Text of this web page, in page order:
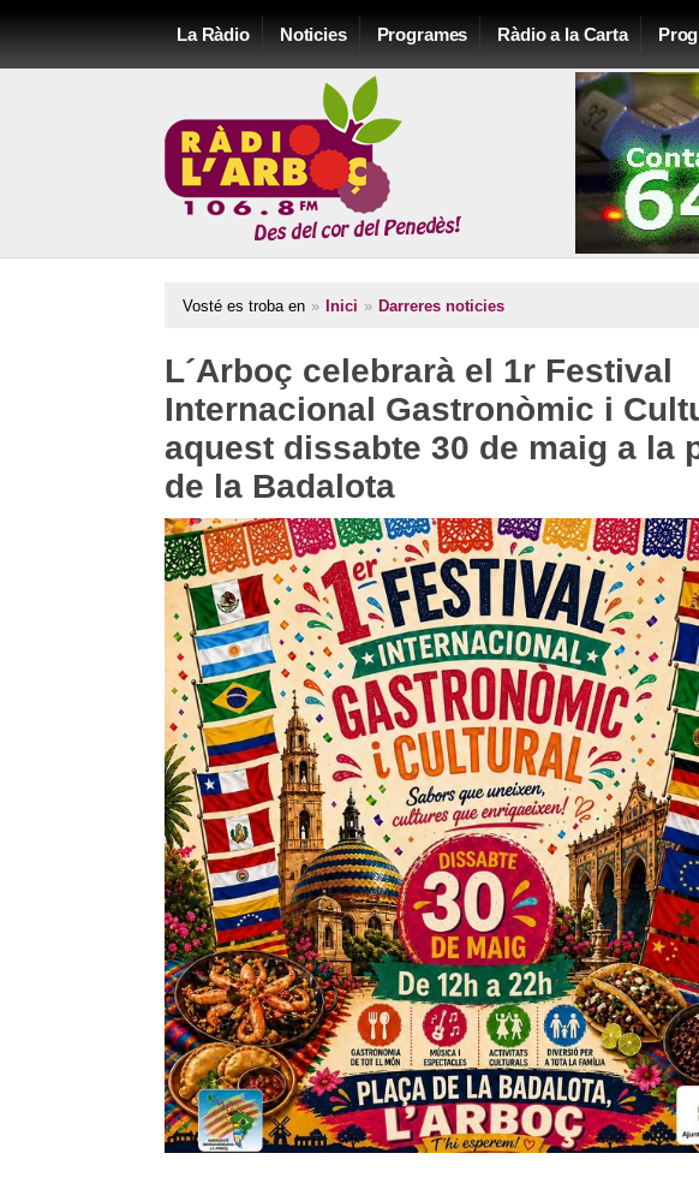
La Ràdio Noticies Programes Ràdio a la Carta
Vosté es troba en » Inici » Darreres noticies
L´Arboç celebrarà el 1r Festival
Internacional Gastronòmic i
aquest dissabte 30 de maig a la
de la Badalota